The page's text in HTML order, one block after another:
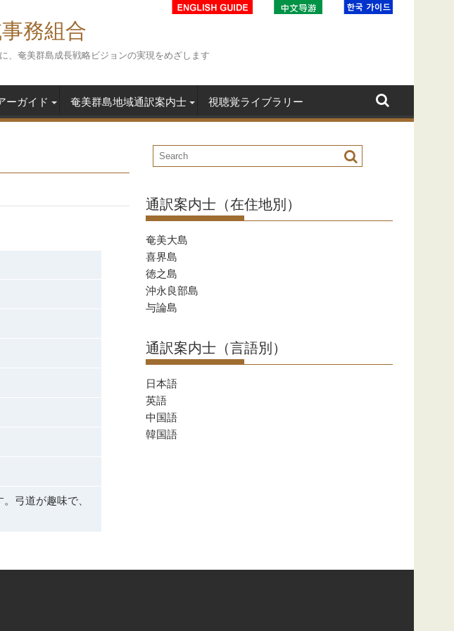
務組合
、奄美群島成長戦略ビジョンの実現をめざします
ーガイド 奄美群島地域通訳案内士 視聴覚ライブラリー
弓道が趣味で、
通訳案内士（在住地別）
奄美大島
喜界島
徳之島
沖永良部島
与論島
通訳案内士（言語別）
日本語
英語
中国語
韓国語